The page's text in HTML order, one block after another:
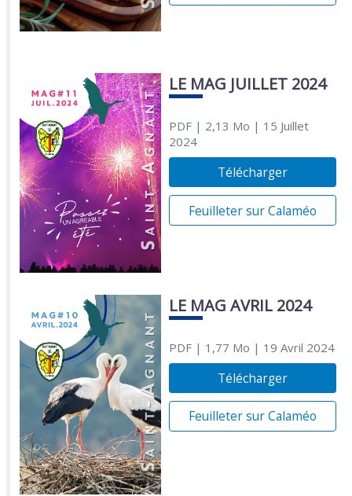
LE MAG JUILLET 2024
PDF| 2,13 Mo | 15 Juillet
2024
Télécharger
Feuilleter sur Calaméo
LE MAG AVRIL 2024
PDF| 1,77 Mo | 19 Avril 2024
Télécharger
Feuilleter sur Calaméo